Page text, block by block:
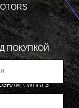
ПОКУПКОЙ
\ WHATS